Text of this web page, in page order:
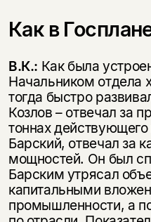
Как в
В.К.: Как была
Начальником отдела
тогда быстро
Козлов – отвечал за
тоннах
Барский, отвечал за
мощностей. Он был
Барским утрясал
капитальными
промышленности, а